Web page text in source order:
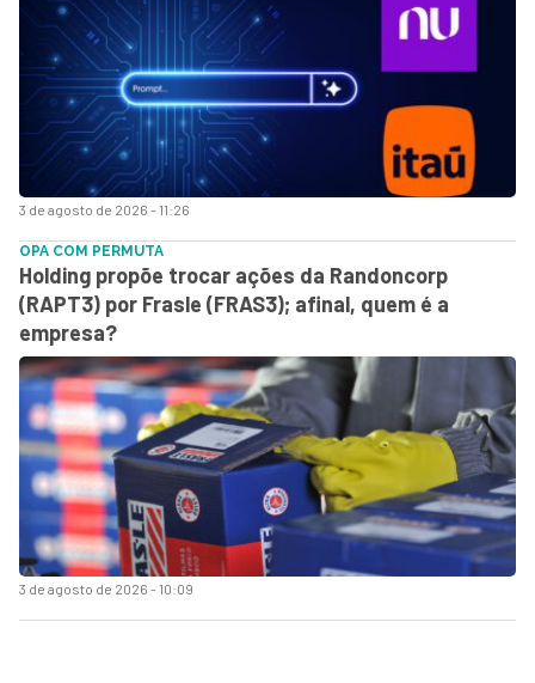
3 de agosto de 2026 - 11:26
3 de agosto de 2026 - 10:09
OPA COM PERMUTA
Holding propõe trocar ações da Randoncorp
(RAPT3) por Frasle (FRAS3); afinal, quem é a
empresa?